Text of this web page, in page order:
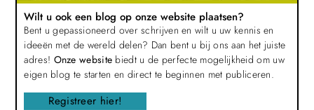
Wilt u ook een blog op onze website plaatsen?
Bent u gepassioneerd over schrijven en wilt u uw kennis en
ideeën met de wereld delen? Dan bent u bij ons aan het juiste
adres! Onze website biedt u de perfecte mogelijkheid om uw
eigen blog te starten en direct te beginnen met publiceren.
Registreer hier!